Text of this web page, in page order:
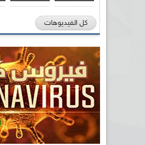
كل الفيديوهات